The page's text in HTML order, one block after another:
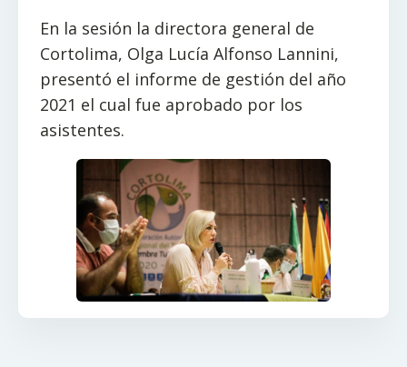
En la sesión la directora general de
Cortolima, Olga Lucía Alfonso Lannini,
presentó el informe de gestión del año
2021 el cual fue aprobado por los
asistentes.